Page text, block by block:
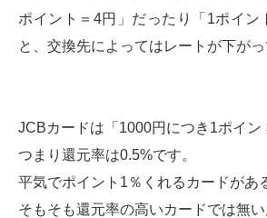
ポイント＝4円」だったり「1ポイン
と、交換先によってはレートが下がっ
JCBカードは「1000円につき1ポイン
つまり還元率は0.5%です。
平気でポイント1％くれるカードがあ
そもそも還元率の高いカードでは無い